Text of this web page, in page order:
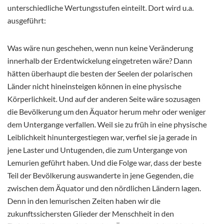
unterschiedliche Wertungsstufen einteilt. Dort wird u.a.
ausgeführt:
Was wäre nun geschehen, wenn nun keine Veränderung
innerhalb der Erdentwickelung eingetreten wäre? Dann
hätten überhaupt die besten der Seelen der polarischen
Länder nicht hineinsteigen können in eine physische
Körperlichkeit. Und auf der anderen Seite wäre sozusagen
die Bevölkerung um den Äquator herum mehr oder weniger
dem Untergange verfallen. Weil sie zu früh in eine physische
Leiblichkeit hinuntergestiegen war, verfiel sie ja gerade in
jene Laster und Untugenden, die zum Untergange von
Lemurien geführt haben. Und die Folge war, dass der beste
Teil der Bevölkerung auswanderte in jene Gegenden, die
zwischen dem Äquator und den nördlichen Ländern lagen.
Denn in den lemurischen Zeiten haben wir die
zukunftssichersten Glieder der Menschheit in den